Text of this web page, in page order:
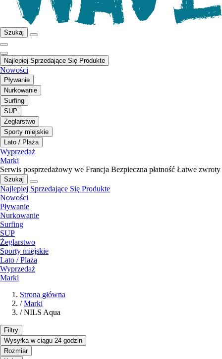
Szukaj
Najlepiej Sprzedające Się Produkte
Nowości
Pływanie
Nurkowanie
Surfing
SUP
Żeglarstwo
Sporty miejskie
Lato / Plaża
Wyprzedaż
Marki
Serwis posprzedażowy we Francja Bezpieczna płatność Łatwe zwroty
Szukaj
Najlepiej Sprzedające Się Produkte
Nowości
Pływanie
Nurkowanie
Surfing
SUP
Żeglarstwo
Sporty miejskie
Lato / Plaża
Wyprzedaż
Marki
Strona główna
/ Marki
/ NILS Aqua
Filtry
Wysyłka w ciągu 24 godzin
Rozmiar